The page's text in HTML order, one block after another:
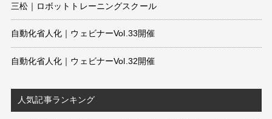
三松｜ロボットトレーニングスクール
自動化省人化｜ウェビナーVol.33開催
自動化省人化｜ウェビナーVol.32開催
人気記事ランキング